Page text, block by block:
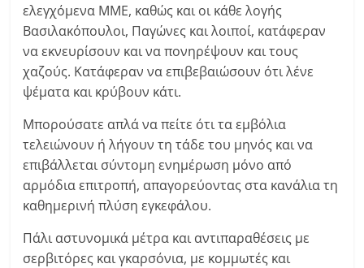
ελεγχόμενα ΜΜΕ, καθώς και οι κάθε λογής
Βασιλακόπουλοι, Παγώνες και λοιποί, κατάφεραν
να εκνευρίσουν και να πονηρέψουν και τους
χαζούς. Κατάφεραν να επιβεβαιώσουν ότι λένε
ψέματα και κρύβουν κάτι.
Μπορούσατε απλά να πείτε ότι τα εμβόλια
τελειώνουν ή λήγουν τη τάδε του μηνός και να
επιβάλλεται σύντομη ενημέρωση μόνο από
αρμόδια επιτροπή, απαγορεύοντας στα κανάλια τη
καθημερινή πλύση εγκεφάλου.
Πάλι αστυνομικά μέτρα και αντιπαραθέσεις με
σερβιτόρες και γκαρσόνια, με κομμωτές και